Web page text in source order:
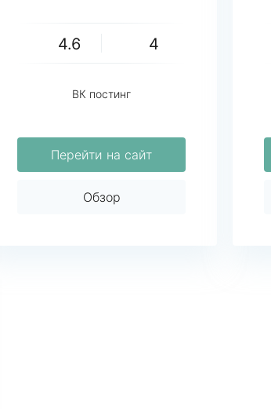
4.6 4
ВК постинг
Перейти на сайт
Обзор